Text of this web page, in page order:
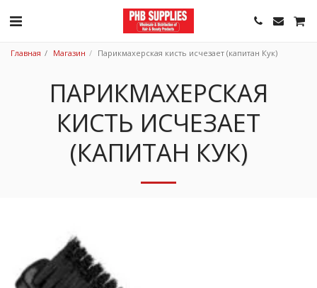
Главная Магазин Парикмахерская кисть исчезает (капитан Кук)
ПАРИКМАХЕРСКАЯ
КИСТЬ ИСЧЕЗАЕТ
(КАПИТАН КУК)